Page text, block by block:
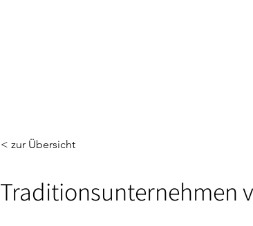
< zur Übersicht
Traditionsunternehmen